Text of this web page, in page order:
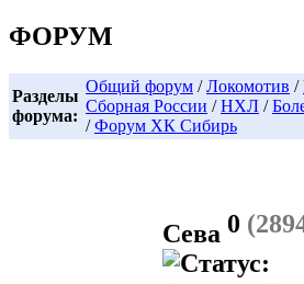
ФОРУМ
Разделы
форума:
Общий форум /Локомотив /
Сборная России /НХЛ /
/Форум ХК Сибирь
Сева 0